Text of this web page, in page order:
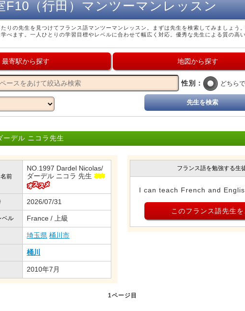
F10（行田）マンツーマンレッスン
りの先生を見つけてフランス語マンツーマンレッスン。まずは先生を検索してみましょう
べます。一人ひとりの学習目標やレベルに合わせて幅広く対応。優秀な先生による質の高
最寄駅から探す 地図から探す
性別： どちら
先生を検索
デル ニコラ先生
前
NO.1997 Dardel Nicolas/
ダーデル ニコラ 先生
2026/07/31
ベル France / 上級
埼玉県 桶川市
桶川
2010年7月
フランス語を勉強する生
I can teach French and
このフランス語先生
1ページ目